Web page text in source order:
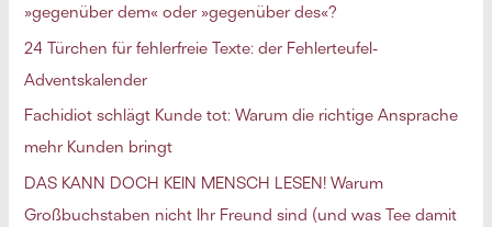
:
»gegenüber dem« oder »gegenüber des«?
24 Türchen für fehlerfreie Texte: der Fehlerteufel-
Adventskalender
Fachidiot schlägt Kunde tot: Warum die richtige Ansprache
mehr Kunden bringt
DAS KANN DOCH KEIN MENSCH LESEN! Warum
Großbuchstaben nicht Ihr Freund sind (und was Tee damit